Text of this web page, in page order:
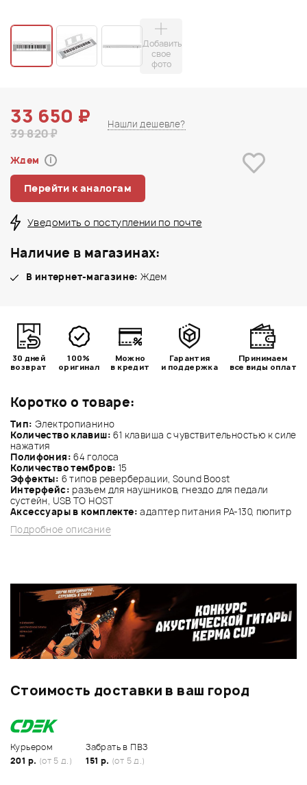
Добавить
свое
фото
Коротко о товаре:
Тип: Электропианино
Количество клавиш: 61 клавиша с чувствительностью к силе
нажатия
Полифония: 64 голоса
Количество тембров: 15
Эффекты: 6 типов реверберации, Sound Boost
Интерфейс: разъем для наушников, гнездо для педали
сустейн, USB TO HOST
Аксессуары в комплекте: адаптер питания PA-130, пюпитр
Подробное описание
33 650 ₽
39 820 ₽
Нашли дешевле?
Ждем i
Перейти к аналогам
Уведомить о поступлении по почте
Наличие в магазинах:
В интернет-магазине: Ждем
30 дней
возврат
100%
оригинал
Можно
в кредит
Гарантия
и поддержка
Принимаем
все виды оплат
Стоимость доставки в ваш город
Курьером
201 р. (от 5 д.)
Забрать в ПВЗ
151 р. (от 5 д.)